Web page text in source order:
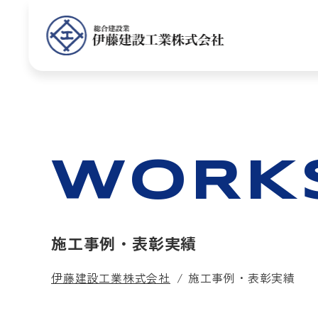
施工事例・表彰実績
伊藤建設工業株式会社 施工事例・表彰実績